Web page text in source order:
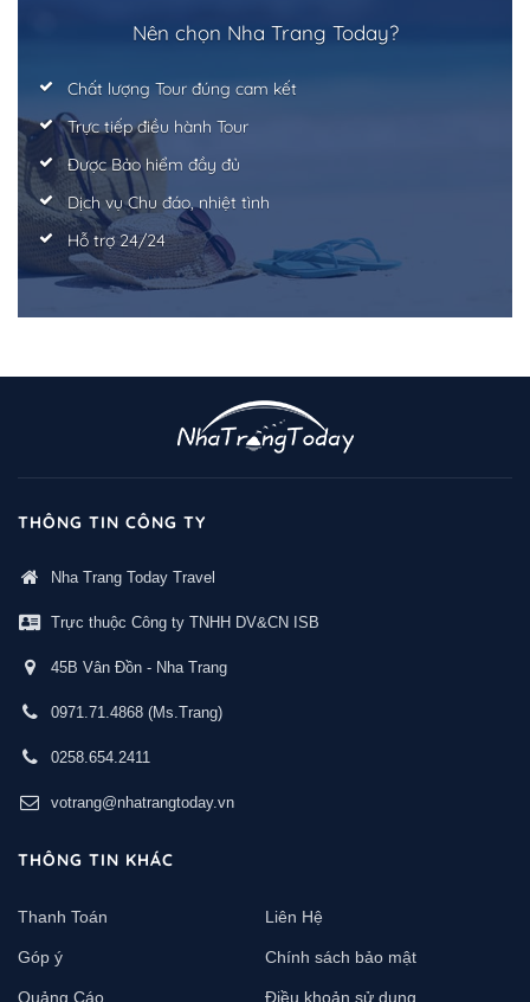
Nên chọn Nha Trang Today?
Chất lượng Tour đúng cam kết
Trực tiếp điều hành Tour
Được Bảo hiểm đầy đủ
Dịch vụ Chu đáo, nhiệt tình
Hỗ trợ 24/24
THÔNG TIN CÔNG TY
Nha Trang Today Travel
Trực thuộc Công ty TNHH DV&CN ISB
45B Vân Đồn - Nha Trang
0971.71.4868 (Ms.Trang)
0258.654.2411
votrang@nhatrangtoday.vn
THÔNG TIN KHÁC
Thanh Toán Liên Hệ
Góp ý Chính sách bảo mật
Quảng Cáo Điều khoản sử dụng